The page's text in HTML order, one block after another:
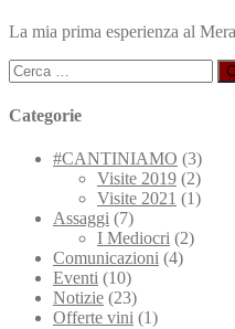
La mia prima esperienza al
Ricerca
per:
Categorie
#CANTINIAMO (3)
Visite 2019 (2)
Visite 2021 (1)
Assaggi (7)
I Mediocri (2)
Comunicazioni (4)
Eventi (10)
Notizie (23)
Offerte vini (1)